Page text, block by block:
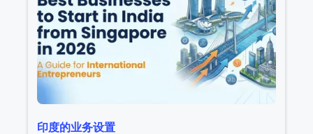
印度的业务设置